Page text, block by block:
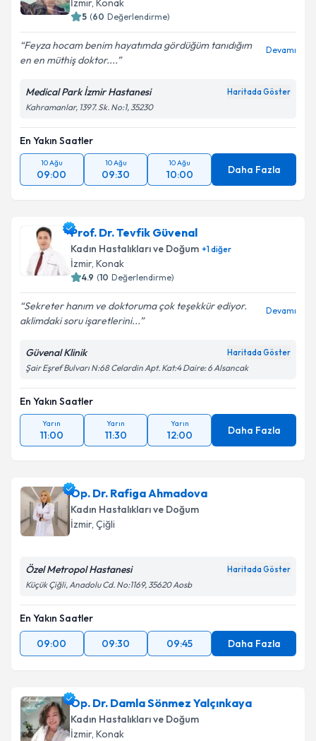
İzmir, Konak
5 (60 Değerlendirme)
Feyza hocam benim hayatımda gördüğüm tanıdığım
en en müthiş doktor....
Devamı
Medical Park İzmir Hastanesi Haritada Göster
Kahramanlar, 1397. Sk. No:1, 35230
En Yakın Saatler
10 Ağu
09:00
10 Ağu
09:30
10 Ağu
10:00 Daha Fazla
Prof. Dr. Tevfik Güvenal
Kadın Hastalıkları ve Doğum +1diğer
İzmir, Konak
4.9 (10 Değerlendirme)
Sekreter hanım ve doktoruma çok teşekkür ediyor.
aklimdaki soru işaretlerini...
Devamı
Güvenal Klinik Haritada Göster
Şair Eşref Bulvarı N:68 Celardin Apt. Kat:4 Daire: 6 Alsancak
En Yakın Saatler
Yarın
11:00
Yarın
11:30
Yarın
12:00 Daha Fazla
Op. Dr. Rafiga Ahmadova
Kadın Hastalıkları ve Doğum
İzmir, Çiğli
Özel Metropol Hastanesi Haritada Göster
Küçük Çiğli, Anadolu Cd. No:1169, 35620 Aosb
En Yakın Saatler
09:00
09:30 09:45 Daha Fazla
Op. Dr. Damla Sönmez Yalçınkaya
Kadın Hastalıkları ve Doğum
İzmir, Konak